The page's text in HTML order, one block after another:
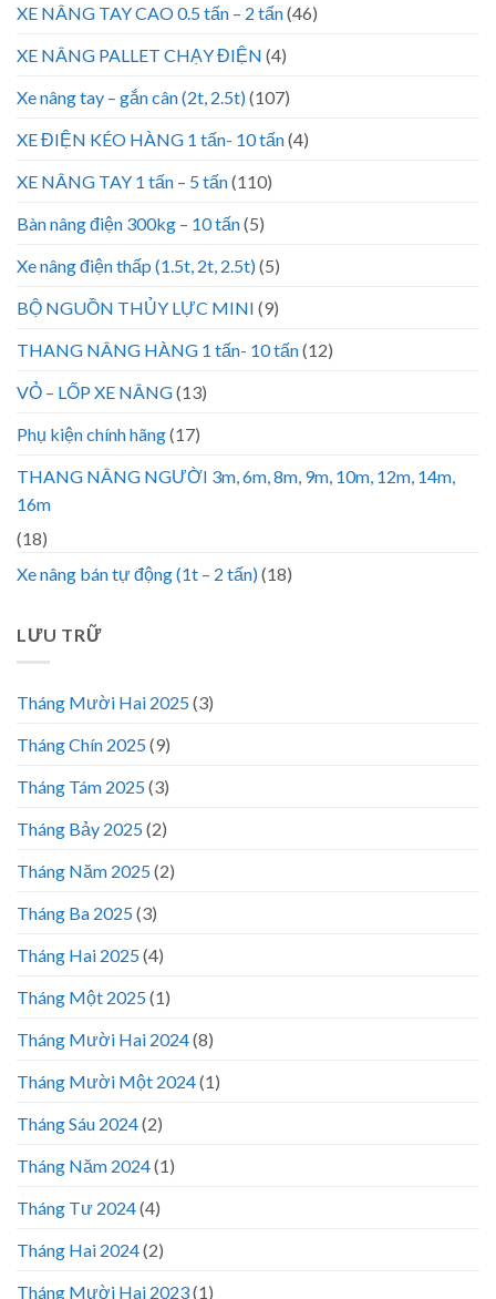
XE NÂNG TAY CAO 0.5 tấn – 2 tấn(46)
XE NÂNG PALLET CHẠY ĐIỆN (4)
Xe nâng tay – gắn cân (2t, 2.5t)(107)
XE ĐIỆN KÉO HÀNG 1 tấn- 10 tấn(4)
XE NÂNG TAY 1 tấn – 5 tấn(110)
Bàn nâng điện 300kg – 10 tấn(5)
Xe nâng điện thấp (1.5t, 2t, 2.5t)(5)
BỘ NGUỒN THỦY LỰC MINI (9)
THANG NÂNG HÀNG 1 tấn- 10 tấn(12)
VỎ – LỐP XE NÂNG(13)
Phụ kiện chính hãng(17)
THANG NÂNG NGƯỜI 3m, 6m, 8m, 9m, 10m, 12m, 14m,
16m
(18)
Xe nâng bán tự động (1t – 2 tấn)(18)
LƯU TRỮ
Tháng Mười Hai 2025(3)
Tháng Chín 2025(9)
Tháng Tám 2025(3)
Tháng Bảy 2025(2)
Tháng Năm 2025(2)
Tháng Ba 2025(3)
Tháng Hai 2025(4)
Tháng Một 2025(1)
Tháng Mười Hai 2024(8)
Tháng Mười Một 2024(1)
Tháng Sáu 2024(2)
Tháng Năm 2024(1)
Tháng Tư 2024(4)
Tháng Hai 2024(2)
Tháng Mười Hai 2023(1)